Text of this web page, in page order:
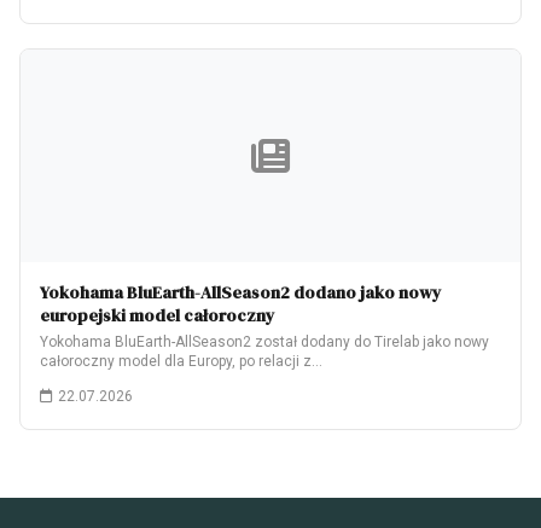
Yokohama BluEarth-AllSeason2 dodano jako nowy
europejski model całoroczny
Yokohama BluEarth-AllSeason2 został dodany do Tirelab jako nowy
całoroczny model dla Europy, po relacji z…
22.07.2026